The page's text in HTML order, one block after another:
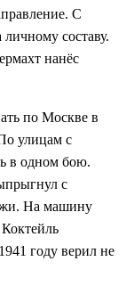
С
составу.
нанёс
по Москве в
улицам с
в одном бою.
с
На машину
году верил не